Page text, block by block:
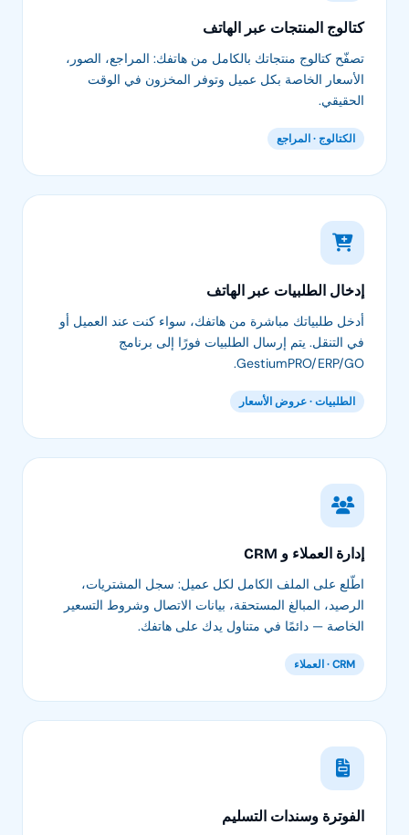
كتالوج المنتجات عبر الهاتف
تصفّح كتالوج منتجاتك بالكامل من هاتفك: المراجع، الصور،
الأسعار الخاصة بكل عميل وتوفر المخزون في الوقت
الحقيقي.
الكتالوج · المراجع
إدخال الطلبيات عبر الهاتف
أدخل طلبياتك مباشرة من هاتفك، سواء كنت عند العميل أو
في التنقل. يتم إرسال الطلبيات فورًا إلى برنامج
GestiumPRO/ERP/GO.
الطلبيات · عروض الأسعار
إدارة العملاء و CRM
اطّلع على الملف الكامل لكل عميل: سجل المشتريات،
الرصيد، المبالغ المستحقة، بيانات الاتصال وشروط التسعير
الخاصة — دائمًا في متناول يدك على هاتفك.
CRM · العملاء
الفوترة وسندات التسليم